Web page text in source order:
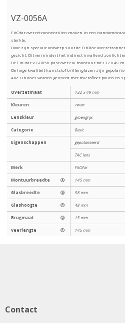
VZ-0056A
FitOfar overzetzonnebrillen maken in een
sterkte.
Door zijn speciale ontwerp sluit de FitOfar
gezicht. Dit vermindert het indirect invallend zonlicht
De FitOfar VZ-0056 past over elk montuur tot 132 x 49
De hoge kwaliteit kunststof brillenglazen zijn
Alle FitOfars worden geleverd met microfiber pouch en
Overzetmaat 132 x 49 mm
Kleuren zwart
Lenskleur groengrijs
Categorie Basic
Eigenschappen gepolariseerd
TAC lens
Merk FitOfar
Montuurbreedte Ⓐ 145 mm
Glasbreedte Ⓑ 58 mm
Glashoogte Ⓒ 48 mm
Brugmaat Ⓓ 15 mm
Veerlengte Ⓔ 145 mm
Contact